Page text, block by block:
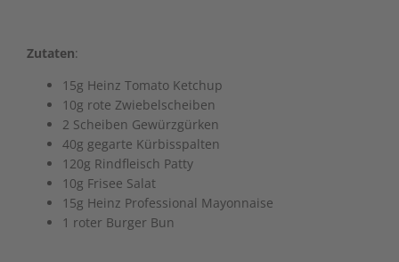
Zutaten:
15g Heinz Tomato Ketchup
10g rote Zwiebelscheiben
2 Scheiben Gewürzgürken
40g gegarte Kürbisspalten
120g Rindfleisch Patty
10g Frisee Salat
15g Heinz Professional Mayonnaise
1 roter Burger Bun